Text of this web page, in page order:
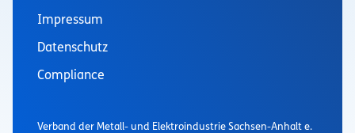
Impressum
Datenschutz
Compliance
Verband der Metall- und Elektroindustrie Sachsen-Anhalt e.